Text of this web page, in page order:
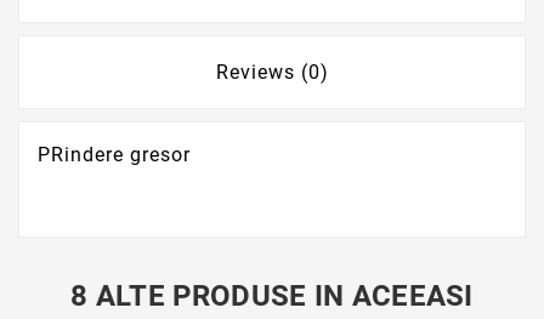
Reviews (0)
PRindere gresor
8 ALTE PRODUSE IN ACEEASI